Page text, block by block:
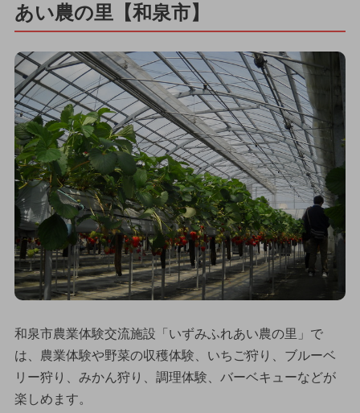
あい農の里【和泉市】
和泉市農業体験交流施設「いずみふれあい農の里」で
は、農業体験や野菜の収穫体験、いちご狩り、ブルーベ
リー狩り、みかん狩り、調理体験、バーベキューなどが
楽しめます。